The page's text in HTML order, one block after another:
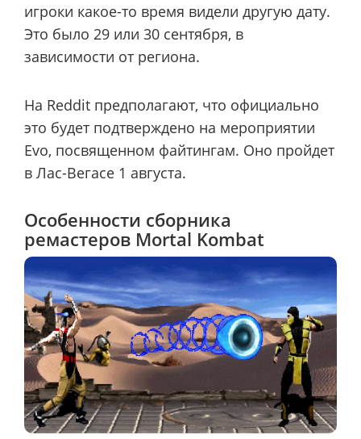
игроки какое-то время видели другую дату.
Это было 29 или 30 сентября, в
зависимости от региона.
На Reddit предполагают, что официально
это будет подтверждено на мероприятии
Evo, посвященном файтингам. Оно пройдет
в Лас-Вегасе 1 августа.
Особенности сборника
ремастеров Mortal Kombat